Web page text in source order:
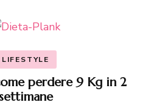
LIFESTYLE
perdere 9 Kg in 2
settimane